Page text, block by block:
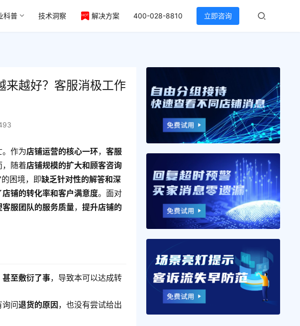
科普 技术洞察 解决方案 400-028-8810 立即咨询
来越好？客服消极工作
。作为店铺运营的核心一环，客服
，随着店铺规模的扩大和顾客咨询
的困境，即缺乏针对性的解答和深
店铺的转化率和客户满意度。面对
客服团队的服务质量，提升店铺的
至敷衍了事，导致本可以达成转
询问退货的原因 ，也没有尝试给出